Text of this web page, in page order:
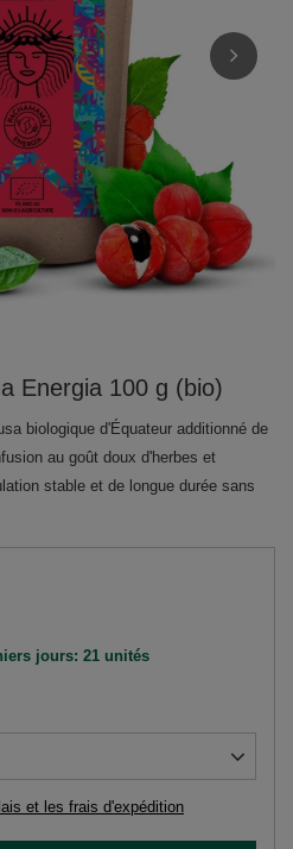
Energia 100 g (bio)
biologique d'Équateur additionné de
au goût doux d'herbes et
stable et de longue durée sans
et les frais d'expédition
jours: 21 unités